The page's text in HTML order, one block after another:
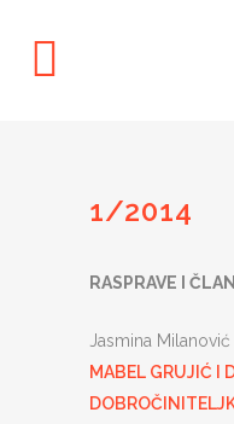
1/2014
RASPRAVE I
Jasmina Milanović
MABEL GRUJIĆ I